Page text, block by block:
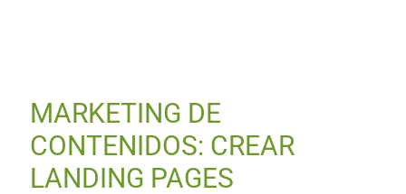
MARKETING DE
CONTENIDOS: CREAR
LANDING PAGES